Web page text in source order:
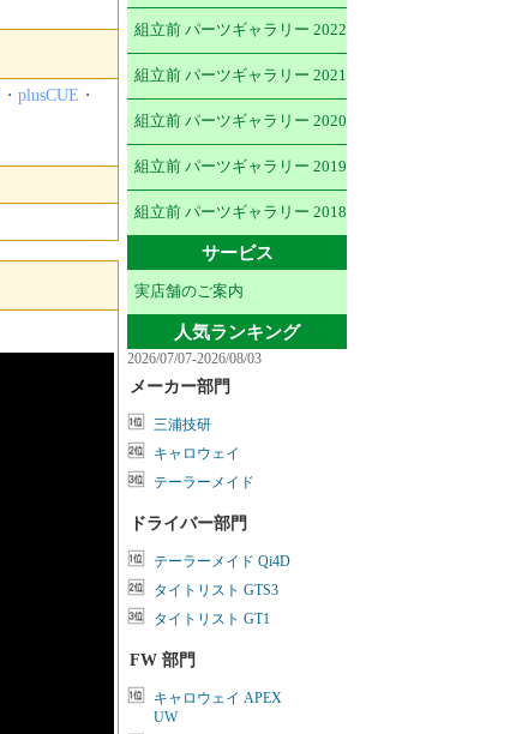
・ plusCUE ・
組立前 パーツギャラリー 2022
組立前 パーツギャラリー 2021
組立前 パーツギャラリー 2020
組立前 パーツギャラリー 2019
組立前 パーツギャラリー 2018
サービス
実店舗のご案内
人気ランキング
2026/07/07-2026/08/03
メーカー部門
三浦技研
キャロウェイ
テーラーメイド
ドライバー部門
テーラーメイド Qi4D
タイトリスト GTS3
タイトリスト GT1
FW 部門
キャロウェイ APEX
UW